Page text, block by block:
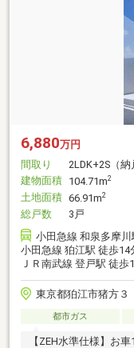
6,880万円
間取り
2LDK+2S（納
建物面積 104.71m2
土地面積 66.91m2
総戸数
3戸
小田急線 和泉多摩川
小田急線 狛江駅 徒歩14
ＪＲ南武線 登戸駅 徒歩
東京都狛江市猪方３
都市ガス
【ZEH水準仕様】お